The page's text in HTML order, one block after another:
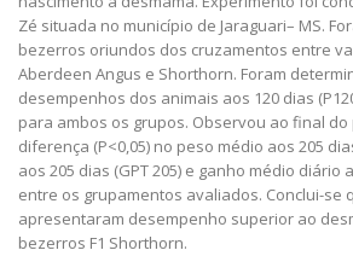
Zé situada no município de Jaraguari– MS.
bezerros oriundos dos cruzamentos entre
Aberdeen Angus e Shorthorn. Foram
desempenhos dos animais aos 120 dias
para ambos os grupos. Observou ao final
diferença (P<0,05) no peso médio aos 205
aos 205 dias (GPT 205) e ganho médio diário
entre os grupamentos avaliados. Conclui-se
apresentaram desempenho superior ao
bezerros F1 Shorthorn.